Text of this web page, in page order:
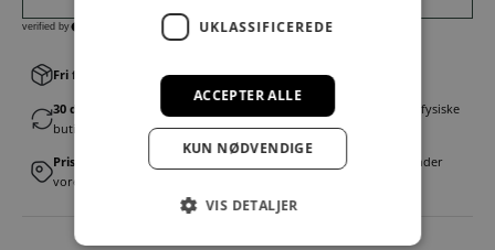
Fri fragt v. køb over 499,00 kr.│Levering 1-3 hverdage
30 dages fortrydelsesret
│Byt eller returner gratis i en af vores fysiske
butikker
Prismatch
│Vi tilbyder landsdækkende prisgaranti. Læs mere under
vores FAQ
UKLASSIFICEREDE
ACCEPTER ALLE
KUN NØDVENDIGE
VIS DETALJER